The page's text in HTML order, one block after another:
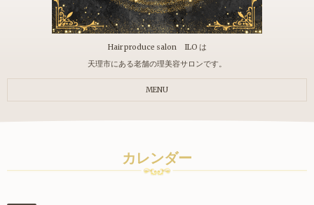
Hair produce salon ILO は
天理市にある老舗の理美容サロンです。
MENU
カレンダー